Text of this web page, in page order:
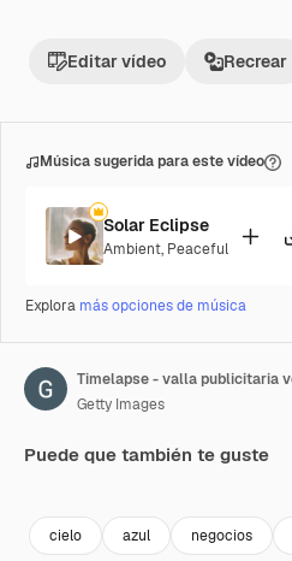
Editar vídeo Recrear
Música sugerida para este vídeo
Solar Eclipse
Ambient, Peaceful
Explora más opciones de música
Getty Images
Puede que también te guste
cielo azul negocios